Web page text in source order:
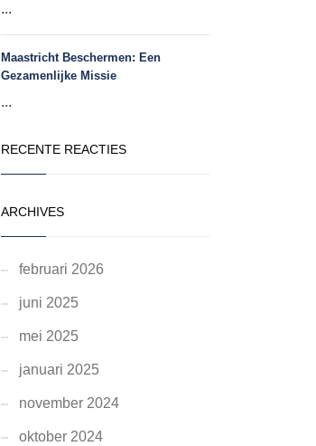
...
Maastricht Beschermen: Een
Gezamenlijke Missie
...
RECENTE REACTIES
ARCHIVES
februari 2026
juni 2025
mei 2025
januari 2025
november 2024
oktober 2024